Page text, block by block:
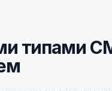
типами